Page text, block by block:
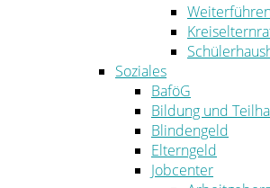
Soziales
BaföG
Bildung und
Blindengeld
Elterngeld
Jobcenter